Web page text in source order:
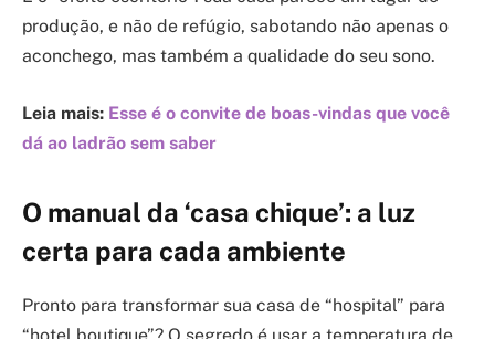
produção, e não de refúgio, sabotando não apenas o
aconchego, mas também a qualidade do seu sono.
Leia mais: Esse é o convite de boas-vindas que você
dá ao ladrão sem saber
O manual da ‘casa chique’: a luz
certa para cada ambiente
Pronto para transformar sua casa de “hospital” para